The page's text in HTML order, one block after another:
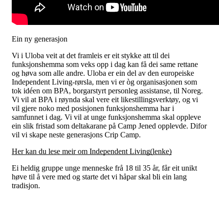
Ein ny generasjon
Vi i Uloba veit at det framleis er eit stykke att til dei
funksjonshemma som veks opp i dag kan få dei same rettane
og høva som alle andre. Uloba er ein del av den europeiske
Independent Living-rørsla, men vi er òg organisasjonen som
tok idéen om BPA, borgarstyrt personleg assistanse, til Noreg.
Vi vil at BPA i røynda skal vere eit likestillingsverktøy, og vi
vil gjere noko med posisjonen funksjonshemma har i
samfunnet i dag. Vi vil at unge funksjonshemma skal oppleve
ein slik fristad som deltakarane på Camp Jened opplevde. Difor
vil vi skape neste generasjons Crip Camp.
Her kan du lese meir om Independent Living(lenke)
Ei heldig gruppe unge menneske frå 18 til 35 år, får eit unikt
høve til å vere med og starte det vi håpar skal bli ein lang
tradisjon.